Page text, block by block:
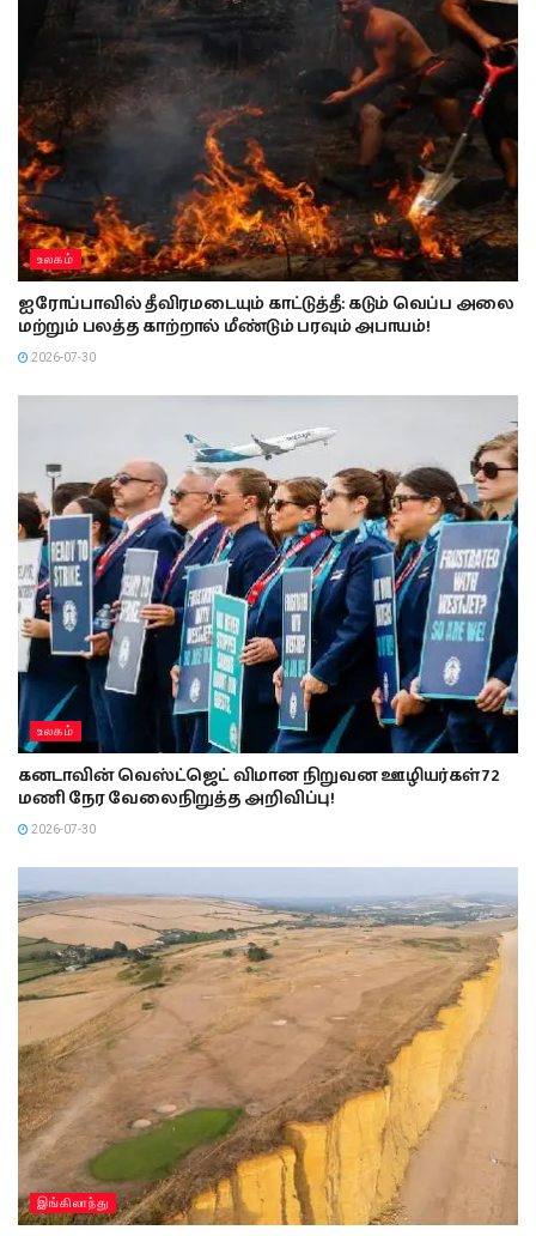
உலகம்
ஐரோப்பாவில் தீவிரமடையும் காட்டுத்தீ: கடும் வெப்ப அலை
மற்றும் பலத்த காற்றால் மீண்டும் பரவும் அபாயம்!
2026-07-30
உலகம்
கனடாவின் வெஸ்ட்ஜெட் விமான நிறுவன ஊழியர்கள் 72
மணி நேர வேலைநிறுத்த அறிவிப்பு!
2026-07-30
இங்கிலாந்து